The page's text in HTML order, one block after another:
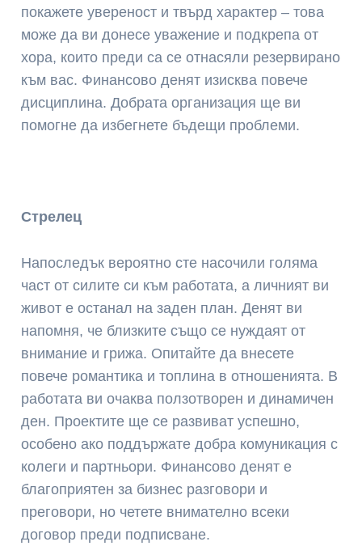
покажете увереност и твърд характер – това
може да ви донесе уважение и подкрепа от
хора, които преди са се отнасяли резервирано
към вас. Финансово денят изисква повече
дисциплина. Добрата организация ще ви
помогне да избегнете бъдещи проблеми.
Стрелец
Напоследък вероятно сте насочили голяма
част от силите си към работата, а личният ви
живот е останал на заден план. Денят ви
напомня, че близките също се нуждаят от
внимание и грижа. Опитайте да внесете
повече романтика и топлина в отношенията. В
работата ви очаква ползотворен и динамичен
ден. Проектите ще се развиват успешно,
особено ако поддържате добра комуникация с
колеги и партньори. Финансово денят е
благоприятен за бизнес разговори и
преговори, но четете внимателно всеки
договор преди подписване.